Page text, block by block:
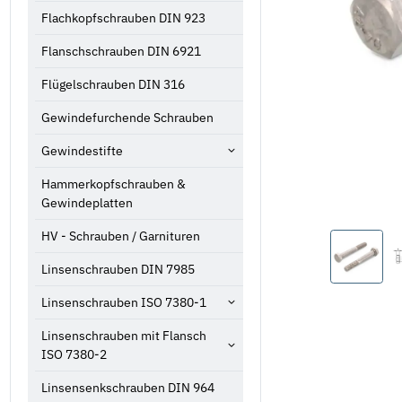
Flachkopfschrauben DIN 923
Flanschschrauben DIN 6921
Flügelschrauben DIN 316
Gewindefurchende Schrauben
Gewindestifte
Hammerkopfschrauben &
Gewindeplatten
HV - Schrauben / Garnituren
Linsenschrauben DIN 7985
Linsenschrauben ISO 7380-1
Linsenschrauben mit Flansch
ISO 7380-2
Linsensenkschrauben DIN 964